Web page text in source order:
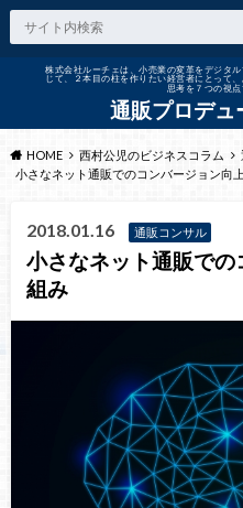
株式会社ルーチェは、小売業の変革をデジタ
じて、２本目の柱を作りたい経営者にとって
思考を７つの視点
通販プロデュ
HOME 西村公児のビジネスコラム
小さなネット通販でのコンバージョン向
2018.01.16 通販コンサル
小さなネット通販で
組み